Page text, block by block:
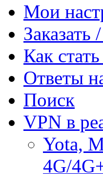
Мои
Как
Ответы
Поиск
VPN в
Yota,
4G/